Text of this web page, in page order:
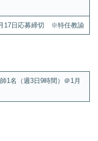
17日応募締切 ※特任教諭
1名（週3日9時間）＠1月